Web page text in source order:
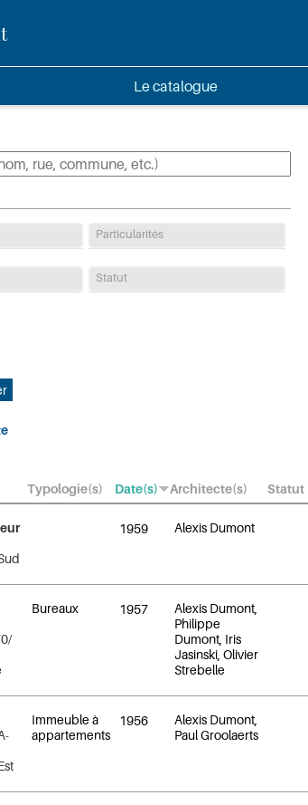
Le catalogue
Particularités
Statut
Typologie(s) Date(s) Architecte(s) Statut
1959 Alexis Dumont
Bureaux 1957
Alexis Dumont,
Philippe
Dumont, Iris
Jasinski, Olivier
Strebelle
Immeuble à
appartements
1956
Alexis Dumont,
Paul Groolaerts